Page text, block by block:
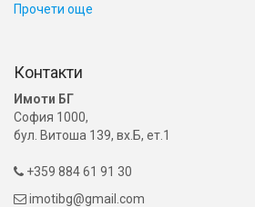
Прочети още
Контакти
Имоти БГ
София 1000,
бул. Витоша 139, вх.Б, ет.1
 +359 884 61 91 30
 imotibg@gmail.com